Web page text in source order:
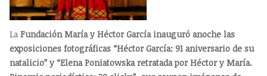
La Fundación María y Héctor García inauguró anoche las
exposiciones fotográficas “Héctor García: 91 aniversario de su
natalicio” y “Elena Poniatowska retratada por Héctor y María.